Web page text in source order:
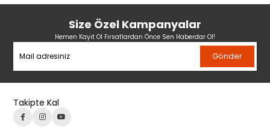
Size Özel Kampanyalar
Hemen Kayıt Ol Fırsatlardan Önce Sen Haberdar Ol!
Gönder
Takipte Kal